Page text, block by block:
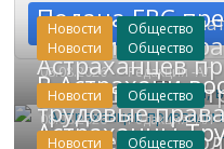
Подача ГВС
в Ленинском
08.08.2026 Редакция -АЛ-
Новости Общество
Астраханцев
разводить
08.08.2026 Редакция -АЛ-
Новости Общество
В Астрахани
трудовые
Новости Общество
Астраханцы
Новости Общество